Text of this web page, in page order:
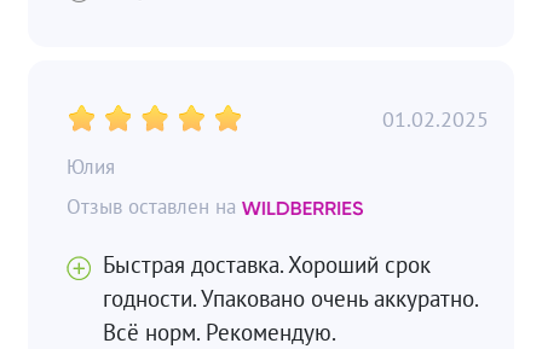
Юлия
01.02.2025
Быстрая доставка. Хороший срок
годности. Упаковано очень аккуратно.
Всё норм. Рекомендую.